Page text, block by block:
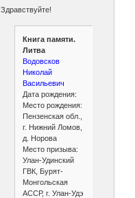
Здравствуйте!
Книга памяти.
Литва
Водовсков
Николай
Васильевич
Дата рождения:
Место рождения:
Пензенская обл.,
г. Нижний Ломов,
д. Норова
Место призыва:
Улан-Удинский
ГВК, Бурят-
Монгольская
АССР, г. Улан-Удэ